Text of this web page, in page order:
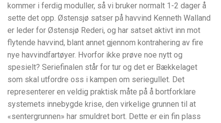
kommer i ferdig moduller, så vi bruker normalt 1-2 dager å
sette det opp. Østensjø satser på havvind Kenneth Walland
er leder for Østensjø Rederi, og har satset aktivt inn mot
flytende havvind, blant annet gjennom kontrahering av fire
nye havvindfartøyer. Hvorfor ikke prøve noe nytt og
spesielt? Seriefinalen står for tur og det er Bækkelaget
som skal utfordre oss i kampen om seriegullet. Det
representerer en veldig praktisk måte på å bortforklare
systemets innebygde krise, den virkelige grunnen til at
«sentergrunnen» har smuldret bort. Dette er ein fin plass